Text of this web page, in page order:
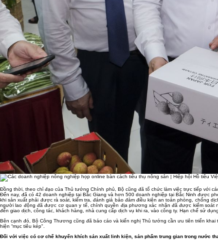
Đồng thời, theo chỉ đạo của Thủ tướng Chính phủ, Bộ cũng đã tổ chức làm việc trực tiếp với
Đến nay, đã có 42 doanh nghiệp tại Bắc Giang và hơn 500 doanh nghiệp tại Bắc Ninh được
khi sản xuất phải được rà soát, kiểm tra, đánh giá bảo đảm điều kiện an toàn phòng, chống
người lao động đã được cơ quan y tế, chính quyền địa phương xác nhận đã được kiểm
đến giao dịch, công tác, khách hàng, nhà cung cấp dịch vụ khi ra, vào công ty. Hạn chế sử
Bên cạnh đó, Bộ Công Thương cũng đã báo cáo và kiến nghị Thủ tướng cần ưu tiên triển
hiện “mục tiêu kép".
Đối với việc có cơ chế khuyến khích sản xuất linh kiện, sản phẩm trung gian trong nước